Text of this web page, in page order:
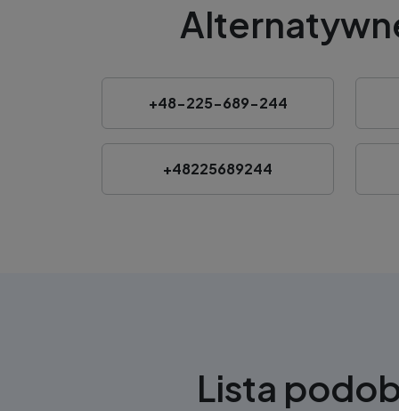
+48-225-689-244
+48225689244
Lista